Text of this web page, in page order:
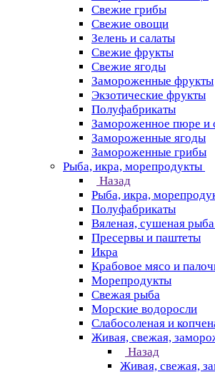
Свежие грибы
Свежие овощи
Зелень и салаты
Свежие фрукты
Свежие ягоды
Замороженные фрукты
Экзотические фрукты
Полуфабрикаты
Замороженное пюре и
Замороженные ягоды
Замороженные грибы
Рыба, икра, морепродукты
Назад
Рыба, икра,
Полуфабрикаты
Вяленая, сушеная
Пресервы и паштеты
Икра
Крабовое мясо и
Морепродукты
Свежая рыба
Морские водоросли
Слабосоленая и
Живая, свежая,
Назад
Живая, свежая,